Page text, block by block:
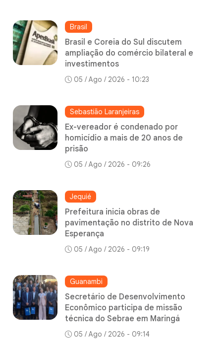
Brasil
Brasil e Coreia do Sul discutem
ampliação do comércio bilateral e
investimentos
05 / Ago / 2026 - 10:23
Sebastião Laranjeiras
Ex-vereador é condenado por
homicídio a mais de 20 anos de
prisão
05 / Ago / 2026 - 09:26
Jequié
Prefeitura inicia obras de
pavimentação no distrito de Nova
Esperança
05 / Ago / 2026 - 09:19
Guanambi
Secretário de Desenvolvimento
Econômico participa de missão
técnica do Sebrae em Maringá
05 / Ago / 2026 - 09:14